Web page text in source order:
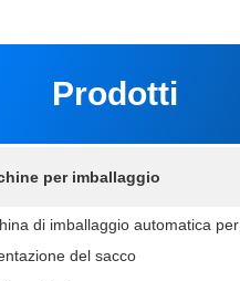
Prodotti
per imballaggio
di imballaggio automatica per
del sacco